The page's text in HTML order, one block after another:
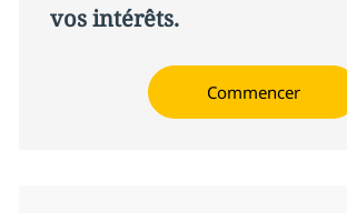
vos intérêts.
Commencer